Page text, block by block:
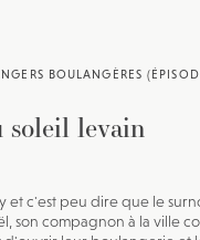
BOULANGÈRES
soleil levain
et c'est peu dire que le
son compagnon à la ville